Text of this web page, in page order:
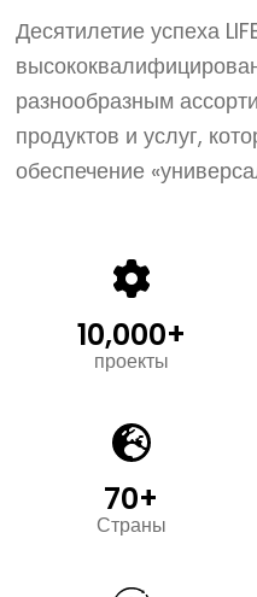
Десятилетие успеха
разнообразным
продуктов и услуг,
обеспечение
10,000+
проекты
70+
Страны